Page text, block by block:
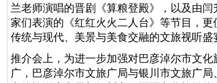
兰老师演唱的晋剧《算粮登殿》，以及由
家们表演的《红红火火二人台》等节目，
传统与现代、美景与美食交融的文旅视听盛
推介会上，为进一步加强对巴彦淖尔市文
广，巴彦淖尔市文旅广局与银川市文旅广